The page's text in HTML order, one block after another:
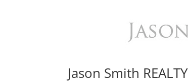
Jason Smith REALTY